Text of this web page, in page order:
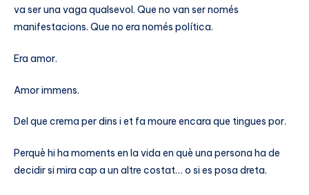
va ser una vaga qualsevol. Que no van ser només
manifestacions. Que no era només política.
Era amor.
Amor immens.
Del que crema per dins i et fa moure encara que tingues por.
Perquè hi ha moments en la vida en què una persona ha de
decidir si mira cap a un altre costat… o si es posa dreta.